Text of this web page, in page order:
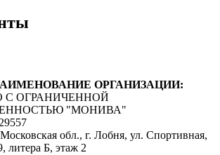
ОРГАНИЗАЦИИ:
С ОГРАНИЧЕННОЙ
"МОНИВА"
Московская обл., г. Лобня, ул. Спортивная,
литера Б, этаж 2